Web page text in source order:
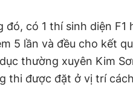
đó, có 1 thí sinh diện
5 lần và đều cho kết
thường xuyên Kim
thi được đặt ở vị trí